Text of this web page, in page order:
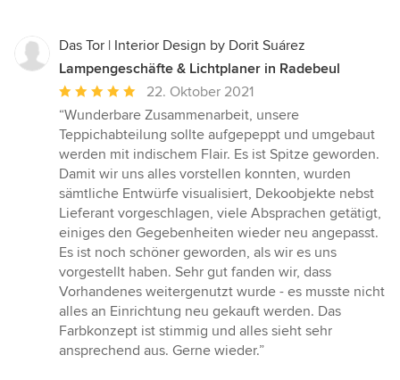
Das Tor | Interior Design by Dorit Suárez
Lampengeschäfte & Lichtplaner in Radebeul
Durchschnittliche
Bewertung:
5
von
5
Sternen
22. Oktober 2021
“Wunderbare Zusammenarbeit, unsere
Teppichabteilung sollte aufgepeppt und umgebaut
werden mit indischem Flair. Es ist Spitze geworden.
Damit wir uns alles vorstellen konnten, wurden
sämtliche Entwürfe visualisiert, Dekoobjekte nebst
Lieferant vorgeschlagen, viele Absprachen getätigt,
einiges den Gegebenheiten wieder neu angepasst.
Es ist noch schöner geworden, als wir es uns
vorgestellt haben. Sehr gut fanden wir, dass
Vorhandenes weitergenutzt wurde - es musste nicht
alles an Einrichtung neu gekauft werden. Das
Farbkonzept ist stimmig und alles sieht sehr
ansprechend aus. Gerne wieder.”